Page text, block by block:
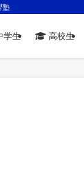
塾
学生 高校生